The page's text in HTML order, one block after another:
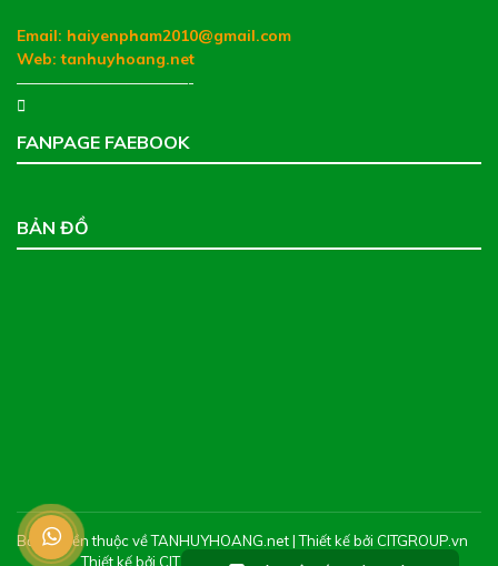
Email: haiyenpham2010@gmail.com
Web:tanhuyhoang.net
———————————-
FANPAGE FAEBOOK
BẢN ĐỒ
Bản quyền thuộc về TANHUYHOANG.net | Thiết kế bởi CITGROUP.vn
Thiết kế bởi CIT Web - Thiết kế web chuyên nghiệp